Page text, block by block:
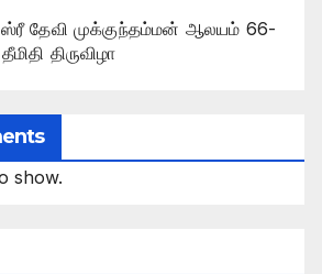
ஸ்ரீ தேவி முக்குந்தம்மன் ஆலயம் 66-
திருவிழா
show.